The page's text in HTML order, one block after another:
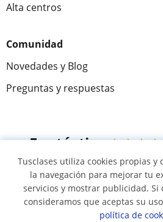
Alta centros
Comunidad
Novedades y Blog
Preguntas y respuestas
Fantástica
305915 opiniones de
© 2007 - 2026
Tusclases utiliza cookies propias y
la navegación para mejorar tu
servicios y mostrar publicidad. Si
consideramos que aceptas su
política de